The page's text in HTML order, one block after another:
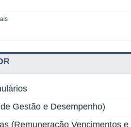
Gestão e Desempenho)
(Remuneração Vencimentos